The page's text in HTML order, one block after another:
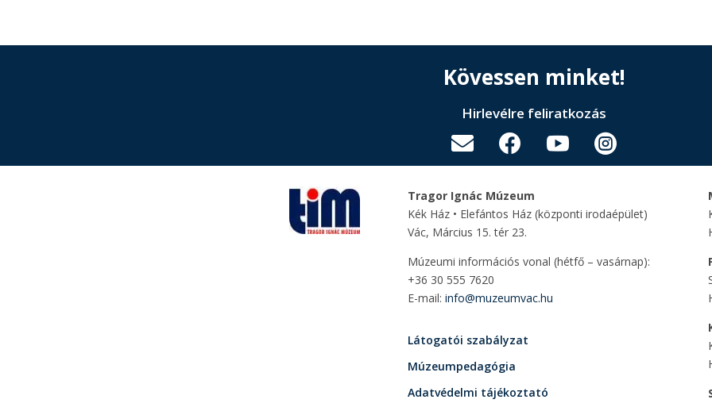
Kövessen minket!
Hirlevélre feliratkozás
   
Tragor Ignác Múzeum
Kék Ház • Elefántos Ház (központi irodaépület)
Vác, Március 15. tér 23.
Múzeumi információs vonal (hétfő – vasárnap):
+36 30 555 7620
E-mail: info@muzeumvac.hu
Látogatói szabályzat
Múzeumpedagógia
Adatvédelmi tájékoztató